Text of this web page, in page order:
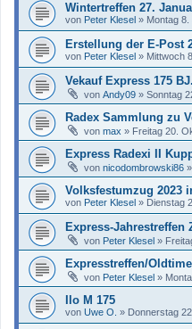
Wintertreffen 27.
von Peter Klesel » Montag 8.
Erstellung der E-Post
von Peter Klesel » Mittwoch
Vekauf Express 175
von Andy09 » Sonntag
Radex Sammlung zu
von max » Freitag 20.
Express Radexi II
von nicodombrowski86 »
Volksfestumzug 2023
von Peter Klesel » Dienstag
Express-Jahrestreffen
von Peter Klesel »
Expresstreffen/
von Peter Klesel »
Ilo M 175
von Uwe O. » Donnerstag